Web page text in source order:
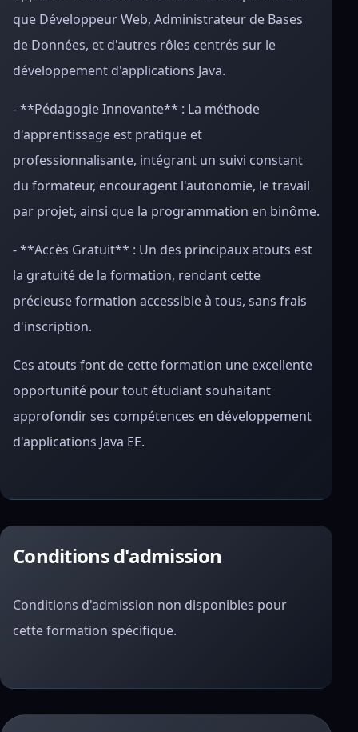
que Développeur Web, Administrateur de Bases
de Données, et d'autres rôles centrés sur le
développement d'applications Java.
- **Pédagogie Innovante** : La méthode
d'apprentissage est pratique et
professionnalisante, intégrant un suivi constant
du formateur, encouragent l'autonomie, le travail
par projet, ainsi que la programmation en binôme.
- **Accès Gratuit** : Un des principaux atouts est
la gratuité de la formation, rendant cette
précieuse formation accessible à tous, sans frais
d'inscription.
Ces atouts font de cette formation une excellente
opportunité pour tout étudiant souhaitant
approfondir ses compétences en développement
d'applications Java EE.
Conditions d'admission
Conditions d'admission non disponibles pour
cette formation spécifique.